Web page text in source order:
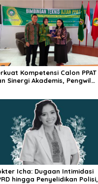
Kompetensi Calon PPAT
Sinergi Akademis, Pengwil
Icha: Dugaan Intimidasi
hingga Penyelidikan Polisi,